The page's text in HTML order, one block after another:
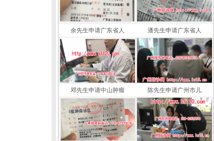
余先生申请广东省人 潘先生申请广东省人
邓先生申请中山肿瘤 陈先生申请广州市儿